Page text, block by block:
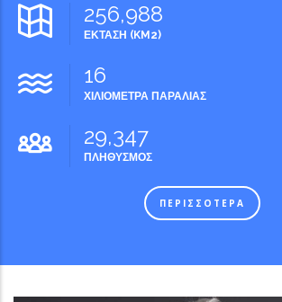
256,988
ΕΚΤΑΣΗ (KM2)
16
ΧΙΛΙΟΜΕΤΡΑ ΠΑΡΑΛΙΑΣ
29,347
ΠΛΗΘΥΣΜΟΣ
ΠΕΡΙΣΣΟΤΕΡΑ